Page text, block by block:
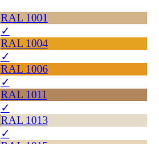
RAL 1001
✓
RAL 1004
✓
RAL 1006
✓
RAL 1011
✓
RAL 1013
✓